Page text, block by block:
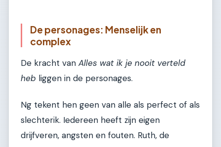
De personages: Menselijk en
complex
De kracht van Alles wat ik je nooit verteld
heb liggen in de personages.
Ng tekent hen geen van alle als perfect of als
slechterik. Iedereen heeft zijn eigen
drijfveren, angsten en fouten. Ruth, de